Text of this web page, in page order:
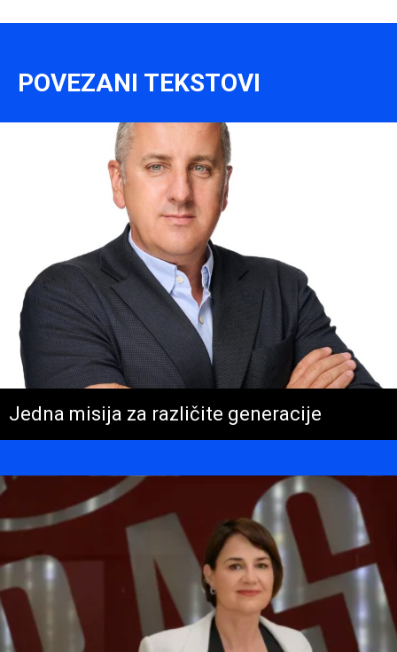
POVEZANI TEKSTOVI
Jedna misija za različite generacije